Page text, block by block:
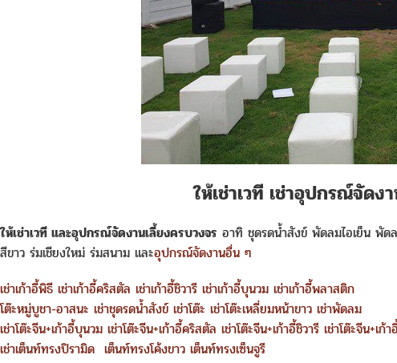
ให้เช่าเวที เช่าอุปกรณ์จัดง
ให้เช่าเวที และอุปกรณ์จัดงานเลี้ยงครบวงจร อาทิ ชุดรดน้ำสังข์ พัดลมไอเย็น พัดล
สีขาว ร่มเชียงใหม่ ร่มสนาม และอุปกรณ์จัดงานอื่น ๆ
เช่าเก้าอี้พิธี เช่าเก้าอี้คริสตัล เช่าเก้าอี้ชิวารี เช่าเก้าอี้บุนวม เช่าเก้าอี้พลาสติก
โต๊ะหมู่บูชา-อาสนะ เช่าชุดรดน้ำสังข์ เช่าโต๊ะ เช่าโต๊ะเหลี่ยมหน้าขาว เช่าพัดลม
เช่าโต๊ะจีน+เก้าอี้บุนวม เช่าโต๊ะจีน+เก้าอี้คริสตัล เช่าโต๊ะจีน+เก้าอี้ชิวารี เช่าโต๊ะจีน+เก้
เช่าเต็นท์ทรงปิรามิด เต็นท์ทรงโค้งขาว เต็นท์ทรงเซ็นจูรี